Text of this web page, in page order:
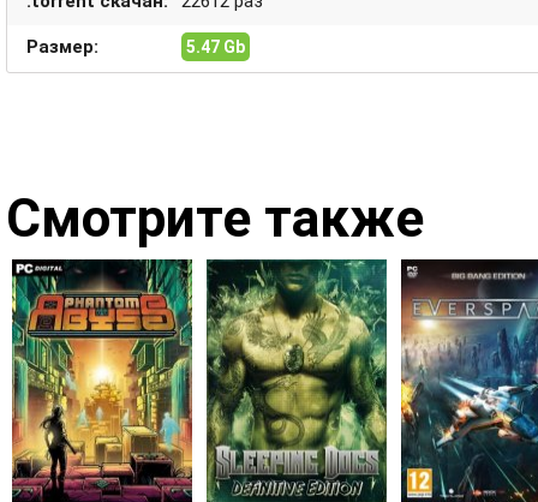
Размер: 5.47 Gb
Смотрите также